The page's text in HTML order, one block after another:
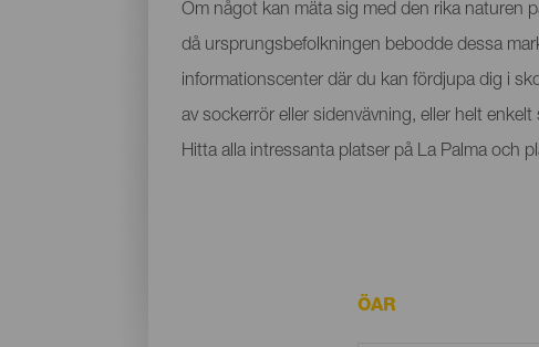
Om något kan mäta sig med den rika naturen
då ursprungsbefolkningen bebodde dessa
informationscenter där du kan fördjupa dig i
av sockerrör eller sidenvävning, eller helt
Hitta alla intressanta platser på La Palma och
ÖAR